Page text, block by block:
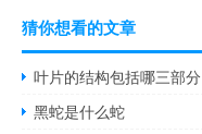
猜你想看的文章
叶片的结构包括哪三部分
黑蛇是什么蛇